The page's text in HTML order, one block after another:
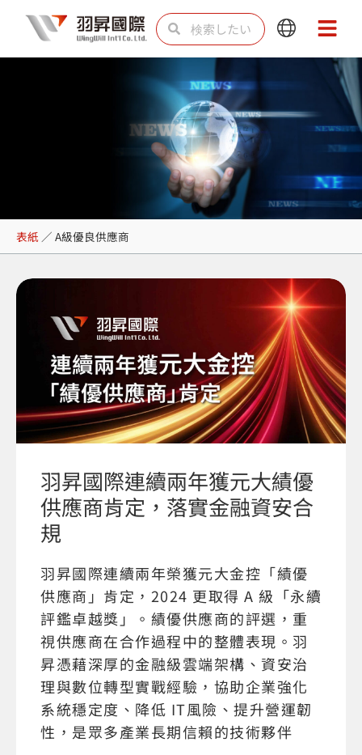
を
検
索 索
Main
Menu
Main
Menu
A級優良供應商
表紙 ／ A級優良供應商
羽昇國際連續兩年獲元大績優
供應商肯定，落實金融資安合
規
羽昇國際連續兩年榮獲元大金控「績優
供應商」肯定，2024 更取得 A 級「永續
評鑑卓越獎」。績優供應商的評選，重
視供應商在合作過程中的整體表現。羽
昇憑藉深厚的金融級雲端架構、資安治
理與數位轉型實戰經驗，協助企業強化
系統穩定度、降低 IT風險、提升營運韌
性，是眾多產業長期信賴的技術夥伴